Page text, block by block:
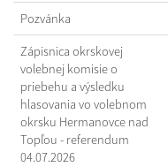
Pozvánka
Zápisnica okrskovej
volebnej komisie o
priebehu a výsledku
hlasovania vo volebnom
okrsku Hermanovce nad
Topľou - referendum
04.07.2026